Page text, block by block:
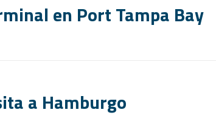
en Port Tampa Bay
a Hamburgo